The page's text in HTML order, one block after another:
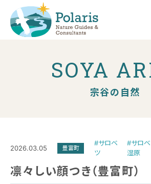
SOYA
宗谷の自然
2026.03.05 豊富町
#サロベ
ツ
#サロ
湿原
凛々しい顔つき（豊富町）